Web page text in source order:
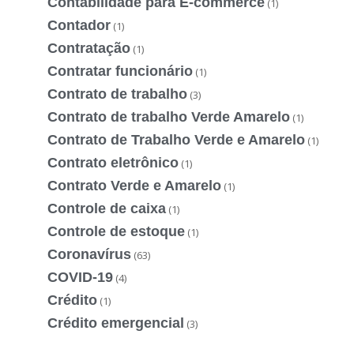
(1)
Contador (1)
Contratação (1)
Contratar funcionário (1)
Contrato de trabalho (3)
Contrato de trabalho Verde Amarelo (1)
Contrato de Trabalho Verde e Amarelo (1)
Contrato eletrônico (1)
Contrato Verde e Amarelo (1)
Controle de caixa (1)
Controle de estoque (1)
Coronavírus (63)
COVID-19 (4)
Crédito (1)
Crédito emergencial (3)